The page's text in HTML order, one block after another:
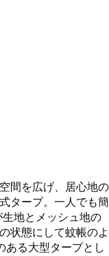
間を広げ、居心地の
タープ。一人でも簡
地とメッシュ地の
状態にして蚊帳のよ
ある大型タープとし